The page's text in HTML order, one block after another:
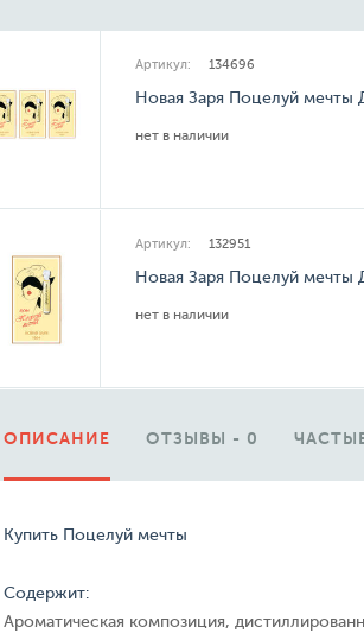
Артикул: 134696
Новая Заря Поцелуй мечты
нет в наличии
Артикул: 132951
Новая Заря Поцелуй мечты
нет в наличии
ОПИСАНИЕ ОТЗЫВЫ - 0
Купить Поцелуй мечты
Содержит:
Ароматическая композиция,